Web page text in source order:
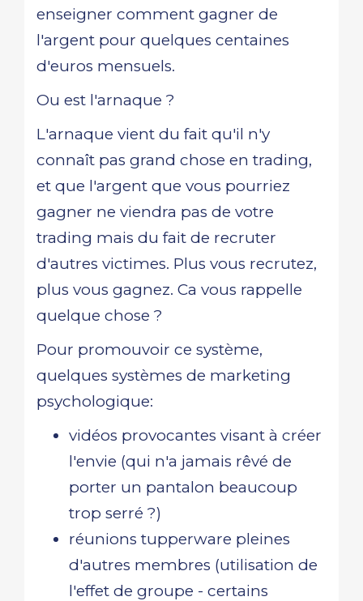
enseigner comment gagner de
l'argent pour quelques centaines
d'euros mensuels.
Ou est l'arnaque ?
L'arnaque vient du fait qu'il n'y
connaît pas grand chose en trading,
et que l'argent que vous pourriez
gagner ne viendra pas de votre
trading mais du fait de recruter
d'autres victimes. Plus vous recrutez,
plus vous gagnez. Ca vous rappelle
quelque chose ?
Pour promouvoir ce système,
quelques systèmes de marketing
psychologique:
vidéos provocantes visant à créer
l'envie (qui n'a jamais rêvé de
porter un pantalon beaucoup
trop serré ?)
réunions tupperware pleines
d'autres membres (utilisation de
l'effet de groupe - certains